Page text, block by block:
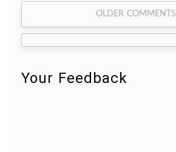
Comment
navigation
OLDER COMMENTS
Your Feedback